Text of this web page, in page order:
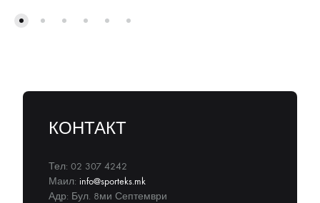
КОНТАКТ
Тел: 02 307 4242
Маил: info@sporteks.mk
Адр: Бул. 8ми Септември